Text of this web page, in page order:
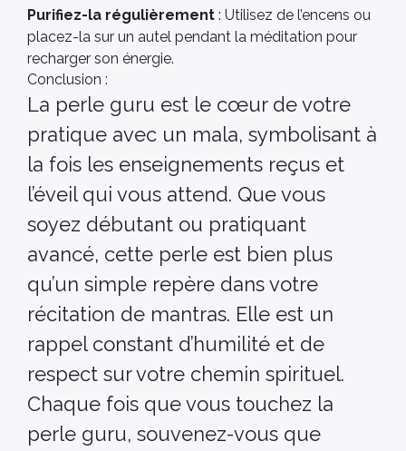
Purifiez-la régulièrement : Utilisez de l’encens ou
placez-la sur un autel pendant la méditation pour
recharger son énergie.
Conclusion :
La perle guru est le cœur de votre
pratique avec un mala, symbolisant à
la fois les enseignements reçus et
l’éveil qui vous attend. Que vous
soyez débutant ou pratiquant
avancé, cette perle est bien plus
qu’un simple repère dans votre
récitation de mantras. Elle est un
rappel constant d’humilité et de
respect sur votre chemin spirituel.
Chaque fois que vous touchez la
perle guru, souvenez-vous que